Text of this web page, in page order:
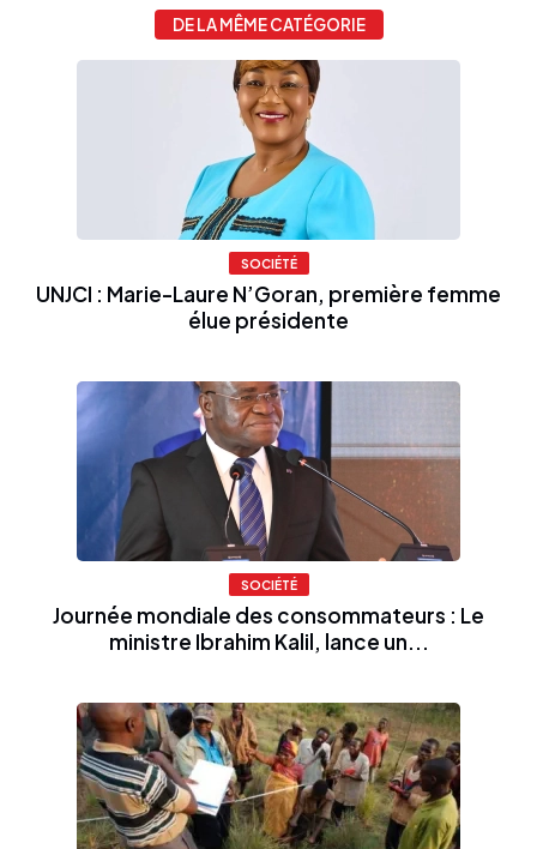
DE LA MÊME CATÉGORIE
SOCIÉTÉ
UNJCI : Marie-Laure N’Goran, première femme
élue présidente
SOCIÉTÉ
Journée mondiale des consommateurs : Le
ministre Ibrahim Kalil, lance un...